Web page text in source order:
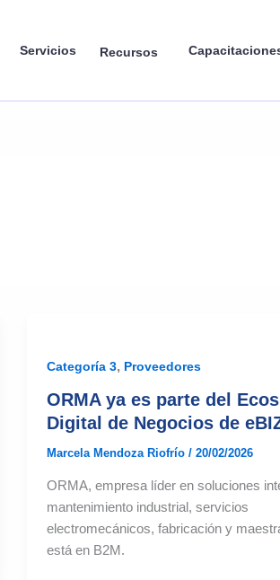
Servicios Recursos
Categoría 3, Proveedores
ORMA ya es parte del
Digital de Negocios de
Marcela Mendoza Riofrío/20/02/2026
ORMA, empresa líder en soluciones
mantenimiento industrial, servicios
electromecánicos, fabricación y
está en B2M.